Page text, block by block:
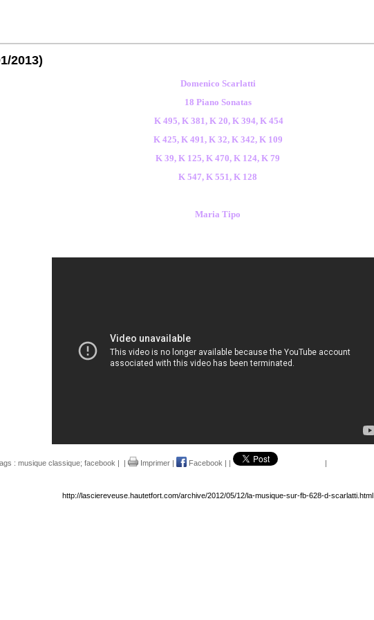
2013)
Domenico Scarlatti
18 Piano Sonatas
K 495, K 381, K 20, K 394, K 454
K 425, K 491, K 32, K 342, K 109
K 39, K 125, K 470, K 124, K 79
K 547, K 551, K 128
Maria Tipo
: musique classique; facebook | | Imprimer | Facebook | | |
http://lasciereveuse.hautetfort.com/archive/2012/05/12/la-musique-sur-fb-628-d-scarlatti.html